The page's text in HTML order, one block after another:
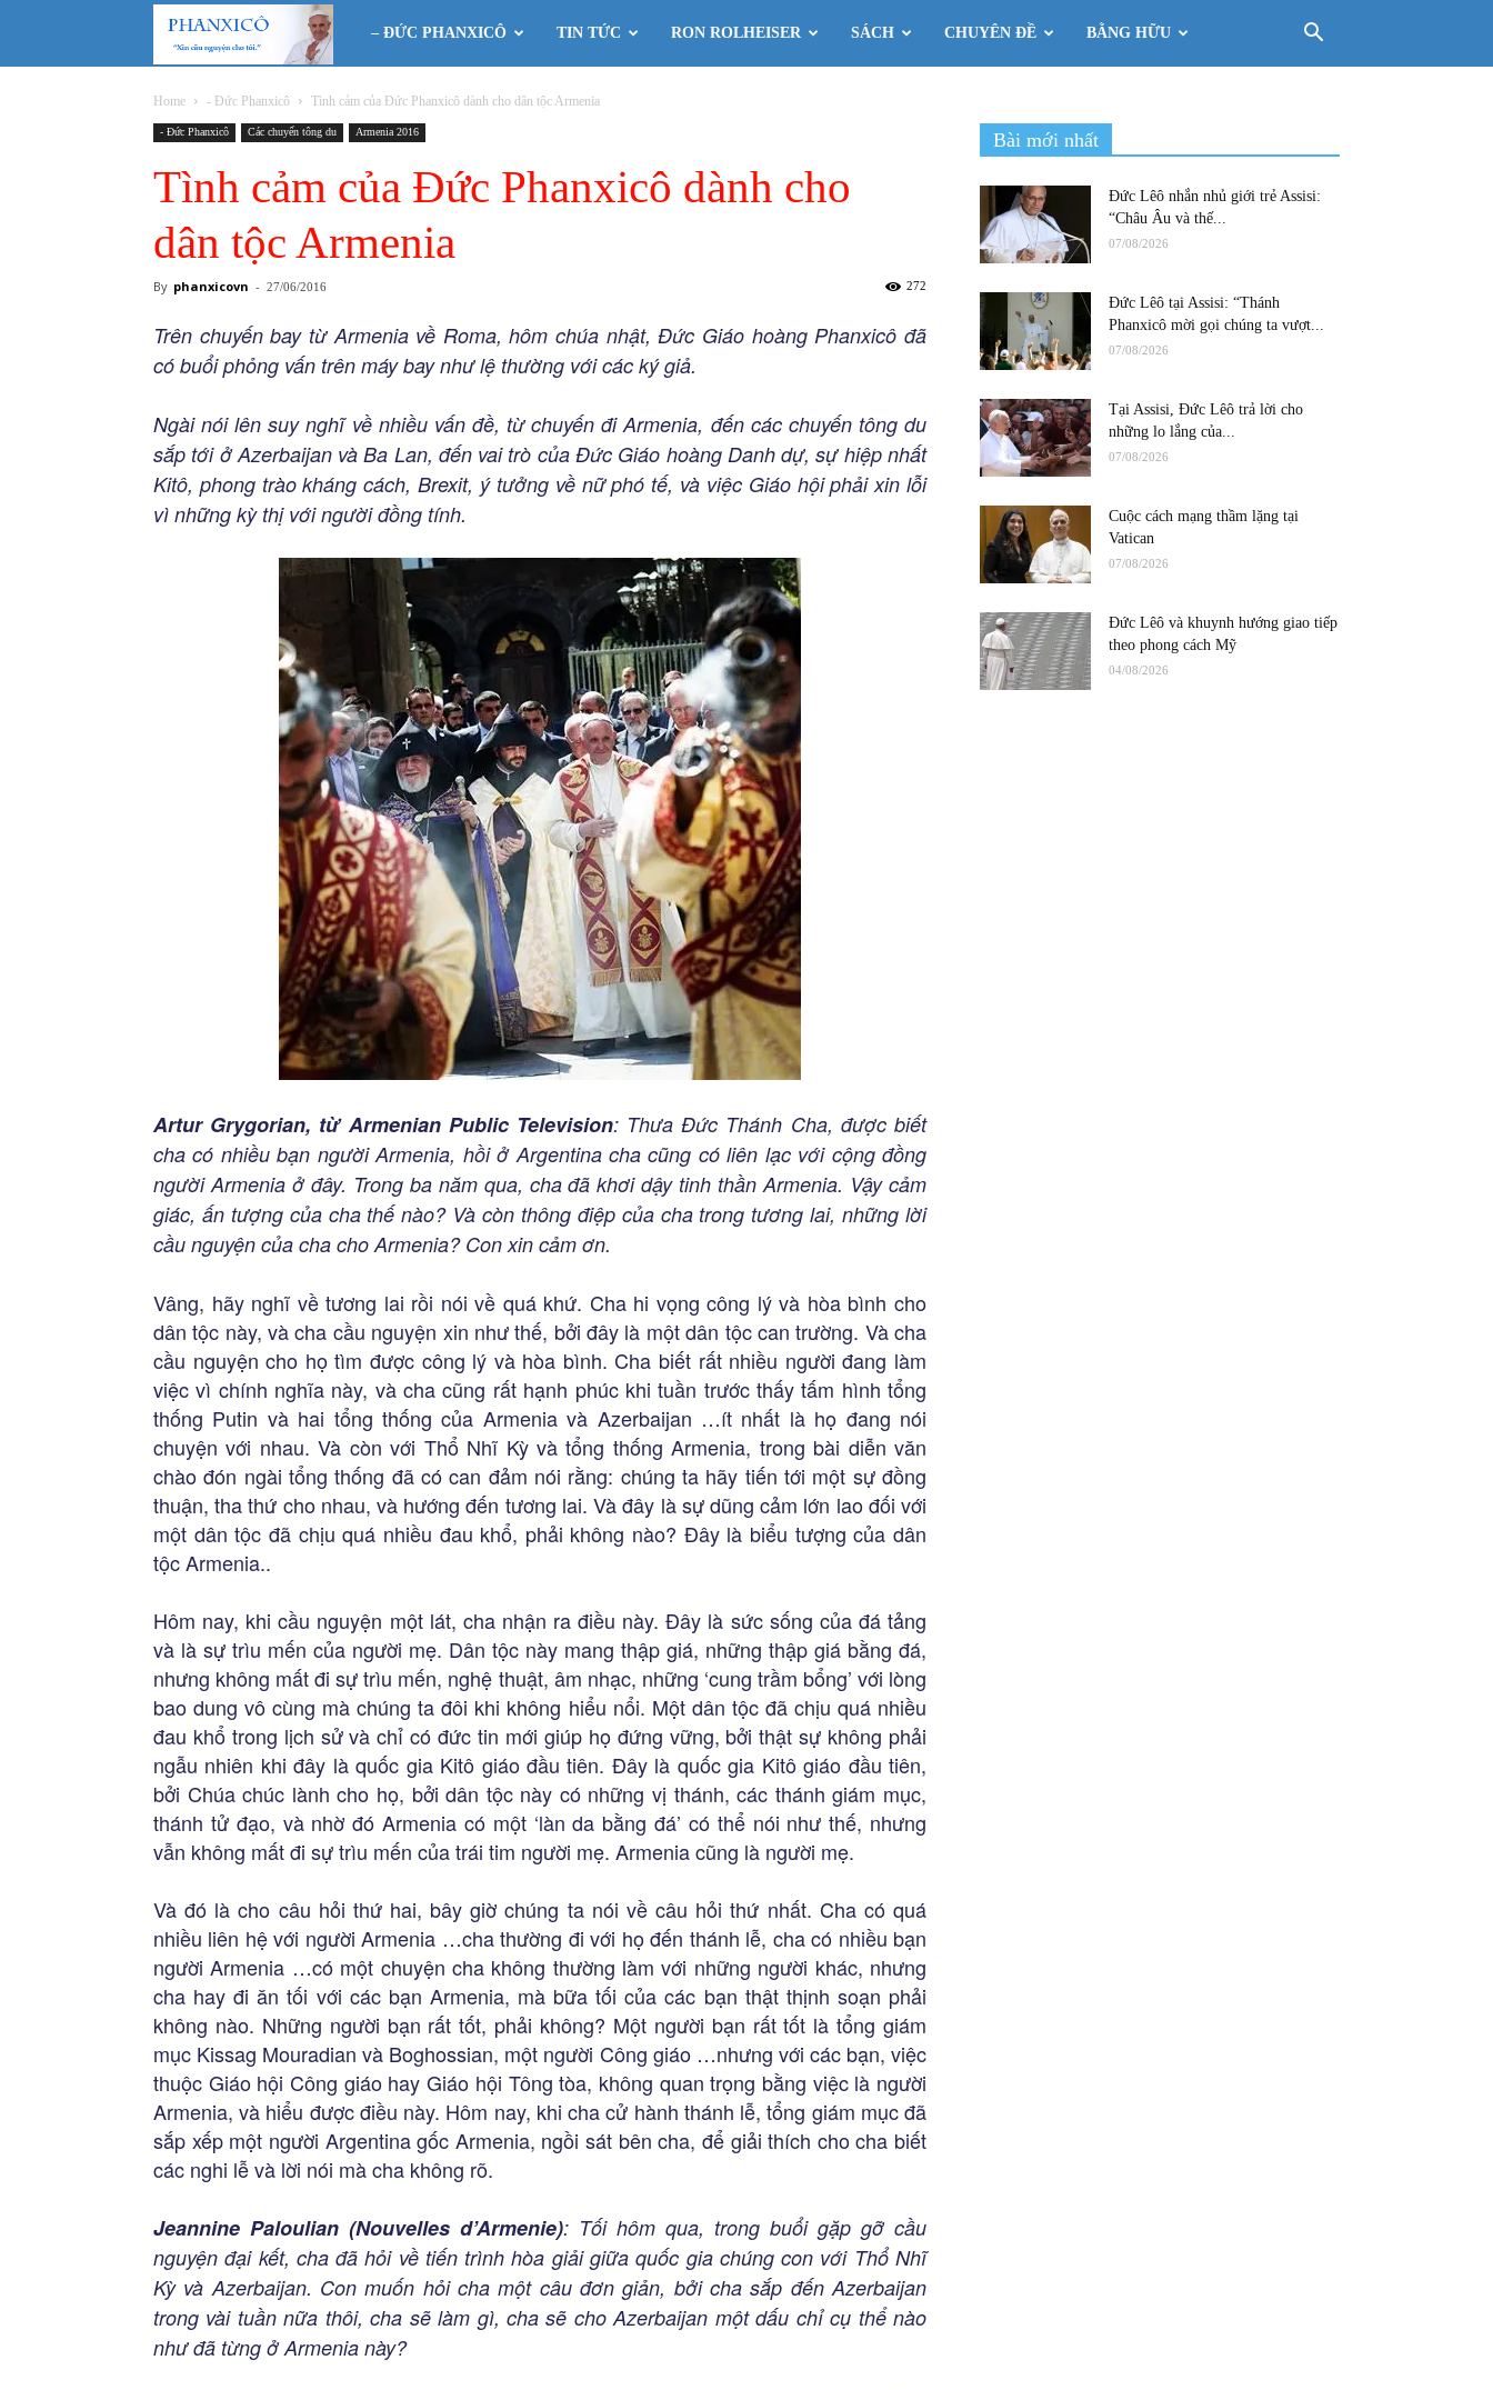
Phanxicô
– ĐỨC PHANXICÔ TIN TỨC RON ROLHEISER SÁCH CHUYÊN ĐỀ BẰNG HỮU
Home - Đức Phanxicô Tình cảm của Đức Phanxicô dành cho dân tộc Armenia
- Đức Phanxicô Các chuyến tông du Armenia 2016
Tình cảm của Đức Phanxicô dành cho
dân tộc Armenia
By phanxicovn - 27/06/2016 272
Trên chuyến bay từ Armenia về Roma, hôm chúa nhật, Đức Giáo hoàng Phanxicô đã
có buổi phỏng vấn trên máy bay như lệ thường với các ký giả.
Ngài nói lên suy nghĩ về nhiều vấn đề, từ chuyến đi Armenia, đến các chuyến tông du
sắp tới ở Azerbaijan và Ba Lan, đến vai trò của Đức Giáo hoàng Danh dự, sự hiệp nhất
Kitô, phong trào kháng cách, Brexit, ý tưởng về nữ phó tế, và việc Giáo hội phải xin lỗi
vì những kỳ thị với người đồng tính.
Artur Grygorian, từ Armenian Public Television: Thưa Đức Thánh Cha, được biết
cha có nhiều bạn người Armenia, hồi ở Argentina cha cũng có liên lạc với cộng đồng
người Armenia ở đây. Trong ba năm qua, cha đã khơi dậy tinh thần Armenia. Vậy cảm
giác, ấn tượng của cha thế nào? Và còn thông điệp của cha trong tương lai, những lời
cầu nguyện của cha cho Armenia? Con xin cảm ơn.
Vâng, hãy nghĩ về tương lai rồi nói về quá khứ. Cha hi vọng công lý và hòa bình cho
dân tộc này, và cha cầu nguyện xin như thế, bởi đây là một dân tộc can trường. Và cha
cầu nguyện cho họ tìm được công lý và hòa bình. Cha biết rất nhiều người đang làm
việc vì chính nghĩa này, và cha cũng rất hạnh phúc khi tuần trước thấy tấm hình tổng
thống Putin và hai tổng thống của Armenia và Azerbaijan …ít nhất là họ đang nói
chuyện với nhau. Và còn với Thổ Nhĩ Kỳ và tổng thống Armenia, trong bài diễn văn
chào đón ngài tổng thống đã có can đảm nói rằng: chúng ta hãy tiến tới một sự đồng
thuận, tha thứ cho nhau, và hướng đến tương lai. Và đây là sự dũng cảm lớn lao đối với
một dân tộc đã chịu quá nhiều đau khổ, phải không nào? Đây là biểu tượng của dân
tộc Armenia..
Hôm nay, khi cầu nguyện một lát, cha nhận ra điều này. Đây là sức sống của đá tảng
và là sự trìu mến của người mẹ. Dân tộc này mang thập giá, những thập giá bằng đá,
nhưng không mất đi sự trìu mến, nghệ thuật, âm nhạc, những ‘cung trầm bổng’ với lòng
bao dung vô cùng mà chúng ta đôi khi không hiểu nổi. Một dân tộc đã chịu quá nhiều
đau khổ trong lịch sử và chỉ có đức tin mới giúp họ đứng vững, bởi thật sự không phải
ngẫu nhiên khi đây là quốc gia Kitô giáo đầu tiên. Đây là quốc gia Kitô giáo đầu tiên,
bởi Chúa chúc lành cho họ, bởi dân tộc này có những vị thánh, các thánh giám mục,
thánh tử đạo, và nhờ đó Armenia có một ‘làn da bằng đá’ có thể nói như thế, nhưng
vẫn không mất đi sự trìu mến của trái tim người mẹ. Armenia cũng là người mẹ.
Và đó là cho câu hỏi thứ hai, bây giờ chúng ta nói về câu hỏi thứ nhất. Cha có quá
nhiều liên hệ với người Armenia …cha thường đi với họ đến thánh lễ, cha có nhiều bạn
người Armenia …có một chuyện cha không thường làm với những người khác, nhưng
cha hay đi ăn tối với các bạn Armenia, mà bữa tối của các bạn thật thịnh soạn phải
không nào. Những người bạn rất tốt, phải không? Một người bạn rất tốt là tổng giám
mục Kissag Mouradian và Boghossian, một người Công giáo …nhưng với các bạn, việc
thuộc Giáo hội Công giáo hay Giáo hội Tông tòa, không quan trọng bằng việc là người
Armenia, và hiểu được điều này. Hôm nay, khi cha cử hành thánh lễ, tổng giám mục đã
sắp xếp một người Argentina gốc Armenia, ngồi sát bên cha, để giải thích cho cha biết
các nghi lễ và lời nói mà cha không rõ.
Jeannine Paloulian (Nouvelles d’Armenie): Tối hôm qua, trong buổi gặp gỡ cầu
nguyện đại kết, cha đã hỏi về tiến trình hòa giải giữa quốc gia chúng con với Thổ Nhĩ
Kỳ và Azerbaijan. Con muốn hỏi cha một câu đơn giản, bởi cha sắp đến Azerbaijan
trong vài tuần nữa thôi, cha sẽ làm gì, cha sẽ cho Azerbaijan một dấu chỉ cụ thể nào
như đã từng ở Armenia này?
Bài mới nhất
Đức Lêô nhắn nhủ giới trẻ Assisi:
“Châu Âu và thế...
07/08/2026
Đức Lêô tại Assisi: “Thánh
Phanxicô mời gọi chúng ta vượt...
07/08/2026
Tại Assisi, Đức Lêô trả lời cho
những lo lắng của...
07/08/2026
Cuộc cách mạng thầm lặng tại
Vatican
07/08/2026
Đức Lêô và khuynh hướng giao tiếp
theo phong cách Mỹ
04/08/2026